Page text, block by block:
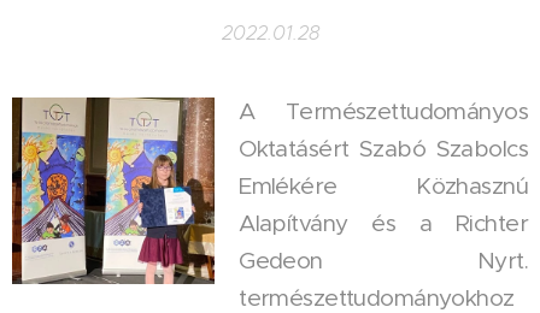
2022.01.28
A Természettudományos
Oktatásért Szabó Szabolcs
Emlékére Közhasznú
Alapítvány és a Richter
Gedeon Nyrt.
természettudományokhoz